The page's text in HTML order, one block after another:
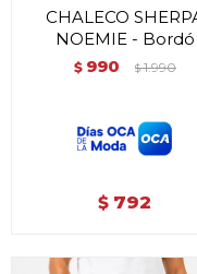
CHALECO
NOEMIE - Bordó
$ 990 $ 1.990
$ 792